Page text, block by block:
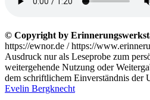
© Copyright by
https://ewnor.de / https://
Ausdruck nur als Leseprobe zum
weitergehende Nutzung oder
dem schriftlichem Einverständnis der
Evelin Bergknecht